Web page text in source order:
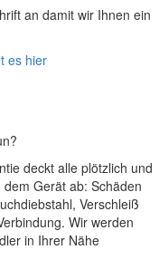
an damit wir Ihnen ein
es hier
deckt alle plötzlich und
Gerät ab: Schäden
Verschleiß
Wir werden
in Ihrer Nähe